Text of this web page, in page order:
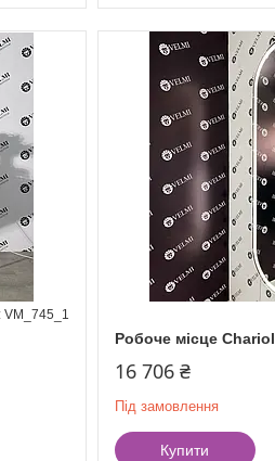
VM_745_1
Робоче місце Chariol
16 706 ₴
Під замовлення
Купити